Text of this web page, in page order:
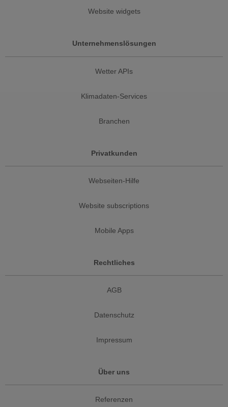
Website widgets
Unternehmenslösungen
Wetter APIs
Klimadaten-Services
Branchen
Privatkunden
Webseiten-Hilfe
Website subscriptions
Mobile Apps
Rechtliches
AGB
Datenschutz
Impressum
Über uns
Referenzen